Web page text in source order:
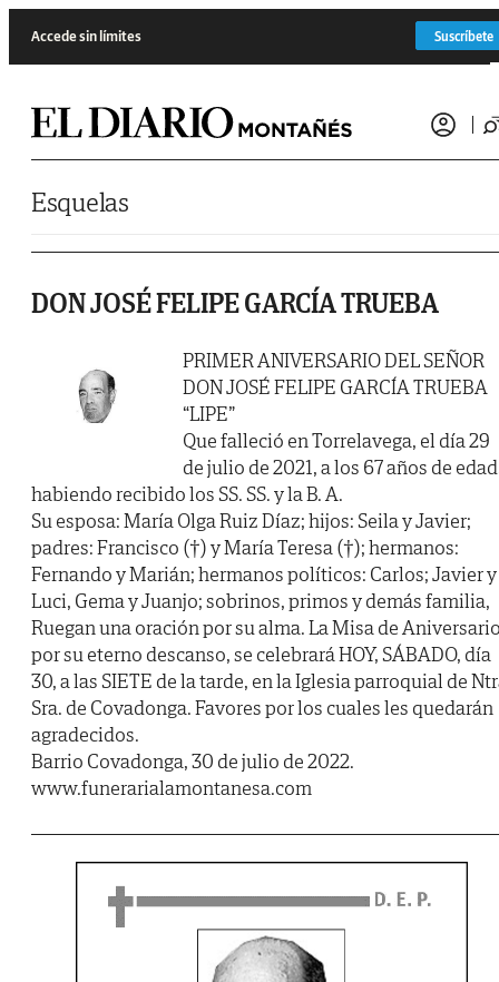
Accede sin límites Suscríbete
Esquelas
DON JOSÉ FELIPE GARCÍA TRUEBA
PRIMER ANIVERSARIO DEL SEÑOR
DON JOSÉ FELIPE GARCÍA TRUEBA
“LIPE”
Que falleció en Torrelavega, el día 29
de julio de 2021, a los 67 años de
habiendo recibido los SS. SS. y la B. A.
Su esposa: María Olga Ruiz Díaz; hijos: Seila y Javier;
padres: Francisco (†) y María Teresa (†); hermanos:
Fernando y Marián; hermanos políticos: Carlos; Javier y
Luci, Gema y Juanjo; sobrinos, primos y demás familia,
Ruegan una oración por su alma. La Misa de
por su eterno descanso, se celebrará HOY, SÁBADO, día
30, a las SIETE de la tarde, en la Iglesia parroquial de
Sra. de Covadonga. Favores por los cuales les quedarán
agradecidos.
Barrio Covadonga, 30 de julio de 2022.
www.funerarialamontanesa.com